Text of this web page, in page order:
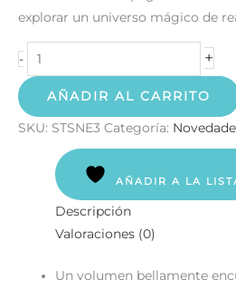
explorar un universo mágico de
- +
AÑADIR AL CARRITO
SKU: STSNE3 Categoría:
AÑADIR A LA
Descripción
Valoraciones (0)
Un volumen bellamente